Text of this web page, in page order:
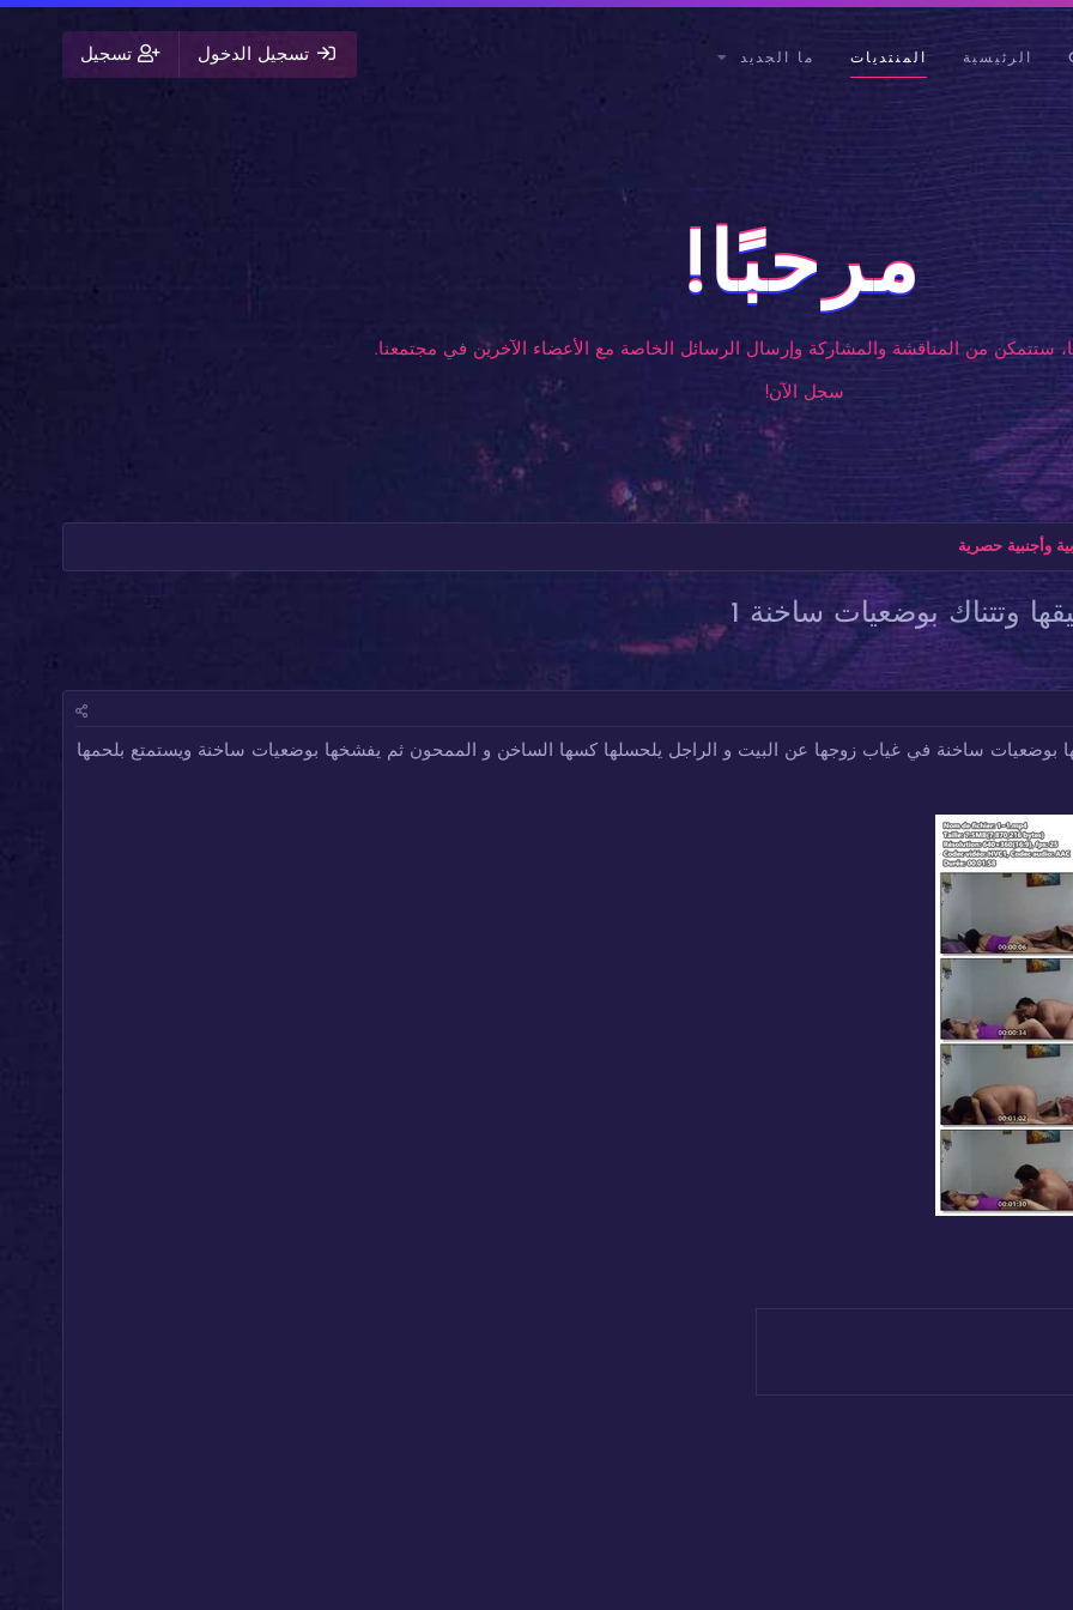
الرئيسية المنتديات ما الجديد تسجيل الدخول تسجيل
مرحبًا!
ستتمكن من المناقشة والمشاركة وإرسال الرسائل الخاصة مع الأعضاء الآخرين في مجتمعنا.
سجل الآن!
وأجنبية حصرية
وتتناك بوضعيات ساخنة 1
بوضعيات ساخنة في غياب زوجها عن البيت و الراجل يلحسلها كسها الساخن و الممحون ثم يفشخها بوضعيات ساخنة ويستمتع بلحمها